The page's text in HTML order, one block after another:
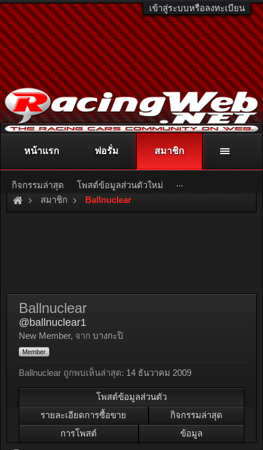
เข้าสู่ระบบหรือลงทะเบียน
ติดต่อลงโฆษณา racingweb@gmail.comหรือโทร. 081-811-1138
หรืออ่านรายละเอียดเพิ่มเติม คลิกที่นี่
สมาชิก Ballnuclear
Ballnuclear
@ballnuclear1
New Member, จาก บางกะปิ
Member
Ballnuclear ถูกพบเห็นล่าสุด: 14 ธันวาคม 2009
โพสต์ข้อมูลส่วนตัว
รายละเอียดการซื้อขาย
กิจกรรมล่าสุด
การโพสต์
ข้อมูล
หน้าแรก ฟอรั่ม สมาชิก
กิจกรรมล่าสุด โพสต์ข้อมูลส่วนตัวใหม่ ...